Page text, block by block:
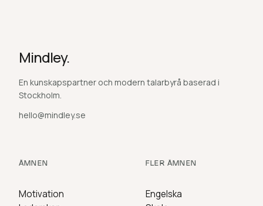
Mindley.
En kunskapspartner och modern talarbyrå baserad i
Stockholm.
hello@mindley.se
ÄMNEN
Motivation
FLER ÄMNEN
Engelska